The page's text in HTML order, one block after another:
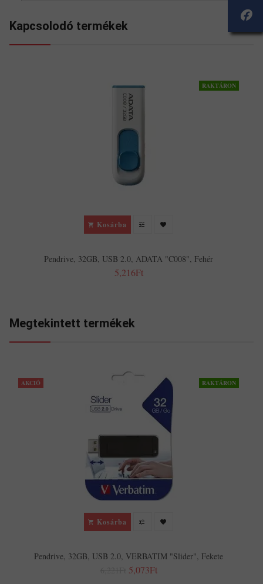
Kapcsolodó termékek
RAKTÁRON
Kosárba
Pendrive, 32GB, USB 2.0, ADATA "C008", Fehér
5,216Ft
Megtekintett termékek
AKCIÓ RAKTÁRON
Kosárba
Pendrive, 32GB, USB 2.0, VERBATIM "Slider", Fekete
5,073Ft